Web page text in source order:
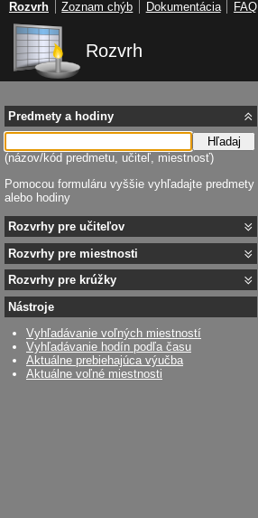
Rozvrh
Predmety a hodiny
Hľadaj
(názov/kód predmetu, učiteľ, miestnosť)
Pomocou formuláru vyššie vyhľadajte predmety
alebo hodiny
Rozvrhy pre učiteľov
Rozvrhy pre miestnosti
Rozvrhy pre krúžky
Nástroje
Vyhľadávanie voľných miestností
Vyhľadávanie hodín podľa času
Aktuálne prebiehajúca výučba
Aktuálne voľné miestnosti
Rozvrh Zoznam chýb Dokumentácia FAQ